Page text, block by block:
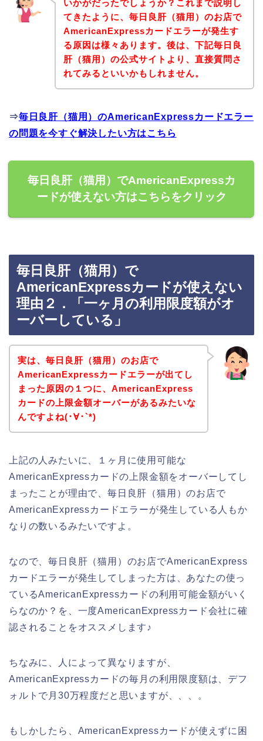
いかがだったでしょうか？これまで説明し
てきたように、毎日良肝（猫用）のお店で
AmericanExpressカードエラーが発生す
る原因は様々あります。後は、下記毎日良
肝（猫用）の公式サイトより、直接質問さ
れてみるといいかもしれません。
⇒毎日良肝（猫用）のAmericanExpressカードエラー
の問題を今すぐ解決したい方はこちら
毎日良肝（猫用）でAmericanExpressカ
ードが使えない方はこちらをクリック
毎日良肝（猫用）で
AmericanExpressカードが使えない
理由２．「一ヶ月の利用限度額がオ
ーバーしている」
実は、毎日良肝（猫用）のお店で
AmericanExpressカードエラーが出てし
まった原因の１つに、AmericanExpress
カードの上限金額オーバーがあるみたいな
んですよね(･∀･`*)
上記の人みたいに、１ヶ月に使用可能な
AmericanExpressカードの上限金額をオーバーしてし
まったことが理由で、毎日良肝（猫用）のお店で
AmericanExpressカードエラーが発生している人もか
なりの数いるみたいですよ。
なので、毎日良肝（猫用）のお店でAmericanExpress
カードエラーが発生してしまった方は、あなたの使っ
ているAmericanExpressカードの利用可能金額がいく
らなのか？を、一度AmericanExpressカード会社に確
認されることをオススメします♪
ちなみに、人によって異なりますが、
AmericanExpressカードの毎月の利用限度額は、デフ
ォルトで月30万程度だと思いますが、、、。
もしかしたら、AmericanExpressカードが使えずに困